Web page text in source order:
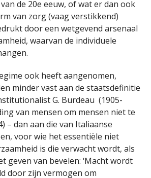
de 20e eeuw, of wat er dan ook
van zorg (vaag verstikkend)
door een wetgevend arsenaal
waarvan de individuele
ook heeft aangenomen,
minder vast aan de staatsdefinitie
G. Burdeau (1905-
van mensen om mensen niet te
– dan aan die van Italiaanse
voor wie het essentiële niet
is die verwacht wordt, als
geven van bevelen: ‘Macht wordt
door zijn vermogen om